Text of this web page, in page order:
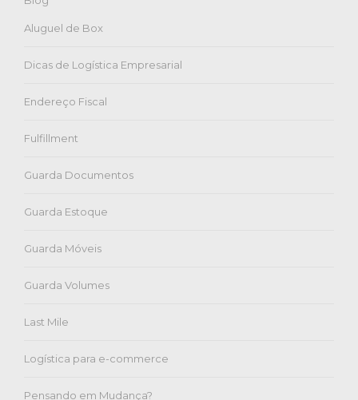
Aluguel de Box
Dicas de Logística Empresarial
Endereço Fiscal
Fulfillment
Guarda Documentos
Guarda Estoque
Guarda Móveis
Guarda Volumes
Last Mile
Logística para e-commerce
Pensando em Mudança?